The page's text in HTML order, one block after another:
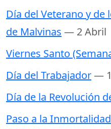
Día del Veterano y de
de Malvinas — 2 Abril
Viernes Santo
Día del Trabajador—
Día de la Revolución
Paso a la